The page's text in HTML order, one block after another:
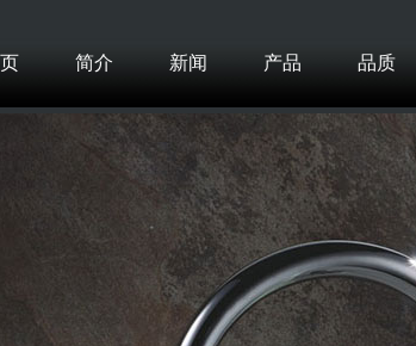
简介 新闻 产品 品质